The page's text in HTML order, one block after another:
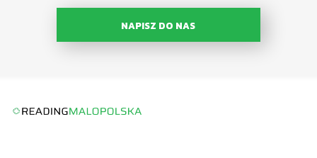
NAPISZ DO NAS